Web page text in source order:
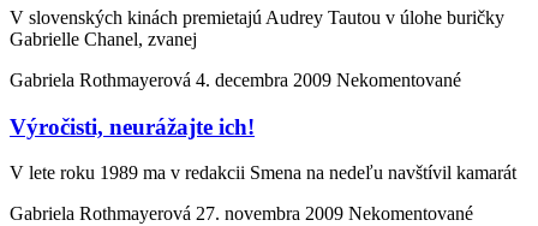
V slovenských kinách premietajú Audrey Tautou v úlohe buričky
Gabrielle Chanel, zvanej
Gabriela Rothmayerová 4. decembra 2009 Nekomentované
Výročisti, neurážajte ich!
V lete roku 1989 ma v redakcii Smena na nedeľu navštívil kamarát
Gabriela Rothmayerová 27. novembra 2009 Nekomentované